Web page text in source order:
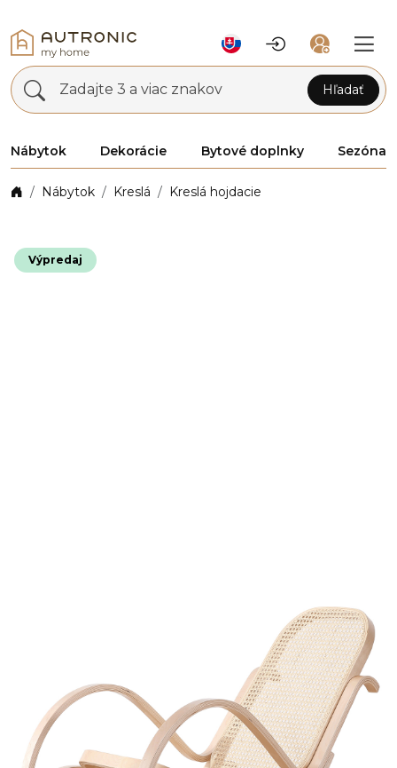
Zadajte 3 a viac znakov Hľadať
Nábytok Dekorácie Bytové doplnky Sezóna
Nábytok Kreslá Kreslá hojdacie
Výpredaj